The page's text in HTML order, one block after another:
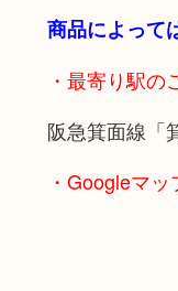
商品によって
・最寄り駅の
阪急箕面線「
・Googleマッ